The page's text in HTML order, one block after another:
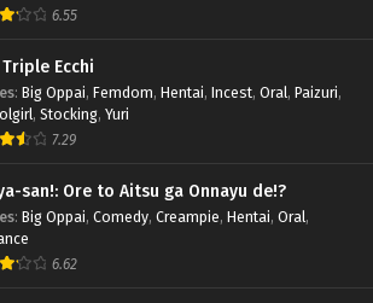
6.55
Triple Ecchi
: Big Oppai, Femdom, Hentai, Incest, Oral, Paizuri,
, Stocking, Yuri
7.29
san!: Ore to Aitsu ga Onnayu de!?
: Big Oppai, Comedy, Creampie, Hentai, Oral,
6.62